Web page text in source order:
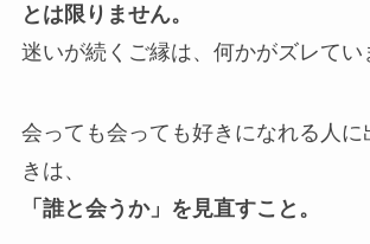
とは限りません。
迷いが続くご縁は、何かがズレてい
会っても会っても好きになれる人に
きは、
「誰と会うか」を見直すこと。